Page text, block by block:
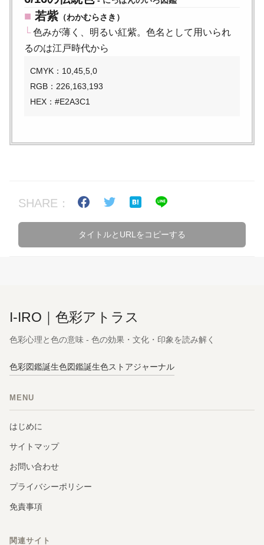
■ 若紫 （わかむらさき）
└色みが薄く、明るい紅紫。色名として用いられ
るのは江戸時代から
CMYK：10,45,5,0
RGB：226,163,193
HEX：#E2A3C1
SHARE：
タイトルとURLをコピーする
I-IRO｜色彩アトラス
色彩心理と色の意味 - 色の効果・文化・印象を読み解く
色彩図鑑誕生色図鑑誕生色ストアジャーナル
MENU
はじめに
サイトマップ
お問い合わせ
プライバシーポリシー
免責事項
関連サイト